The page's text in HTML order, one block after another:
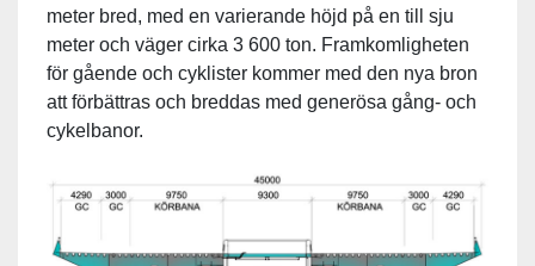
meter bred, med en varierande höjd på en till sju
meter och väger cirka 3 600 ton. Framkomligheten
för gående och cyklister kommer med den nya bron
att förbättras och breddas med generösa gång- och
cykelbanor.